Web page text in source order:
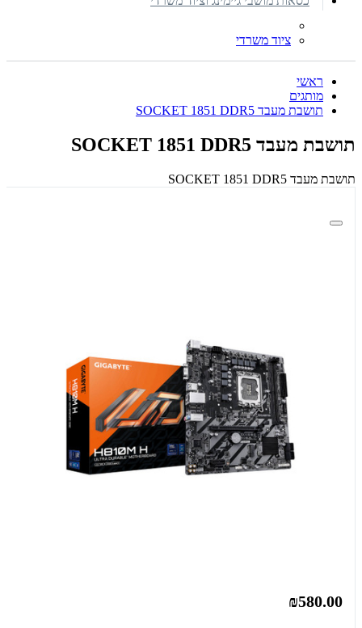
ציוד משרדי
ראשי
מותגים
תושבת מעבד SOCKET 1851 DDR5
תושבת מעבד SOCKET 1851 DDR5
תושבת מעבד SOCKET 1851 DDR5
₪580.00